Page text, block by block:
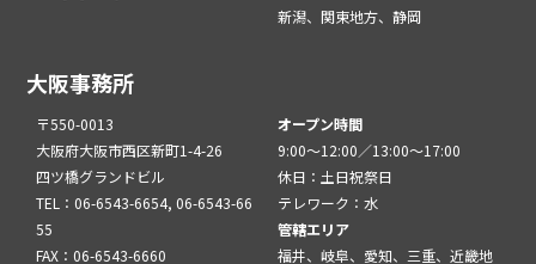
新潟、関東地方、静岡
大阪事務所
〒550-0013
大阪府大阪市西区新町1-4-26
四ツ橋グランドビル
TEL：06-6543-6654, 06-6543-66
55
FAX：06-6543-6660
オープン時間
9:00～12:00／13:00～17:00
休日：土日祝祭日
テレワーク：水
管轄エリア
福井、岐阜、愛知、三重、近畿地